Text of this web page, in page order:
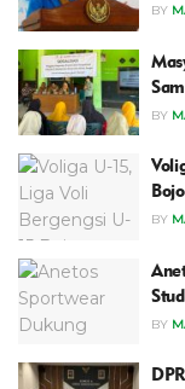
BY
BY
BY
BY